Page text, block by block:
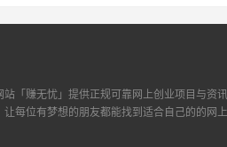
站「赚无忧」提供正规可靠网上创业项目与资
每位有梦想的朋友都能找到适合自己的的 网上